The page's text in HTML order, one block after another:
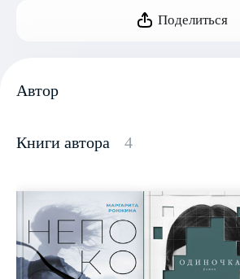
Поделиться
Автор
Книги автора 4